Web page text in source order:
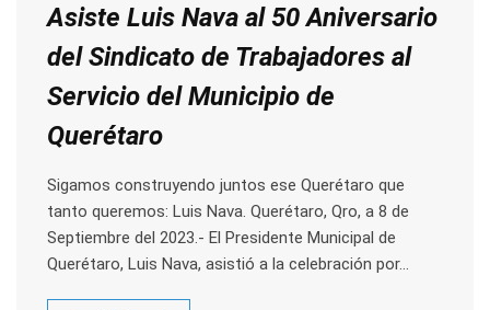
Asiste Luis Nava al 50 Aniversario
del Sindicato de Trabajadores al
Servicio del Municipio de
Querétaro
Sigamos construyendo juntos ese Querétaro que
tanto queremos: Luis Nava. Querétaro, Qro, a 8 de
Septiembre del 2023.- El Presidente Municipal de
Querétaro, Luis Nava, asistió a la celebración por…